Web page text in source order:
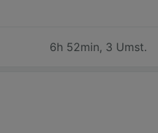
6h 52min, 3 Umst.